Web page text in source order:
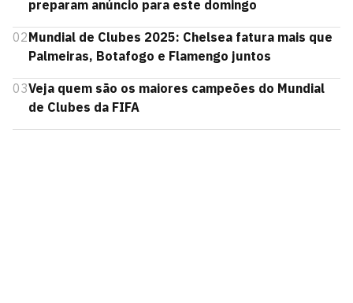
preparam anúncio para este domingo
02Mundial de Clubes 2025: Chelsea fatura mais que
Palmeiras, Botafogo e Flamengo juntos
03Veja quem são os maiores campeões do Mundial
de Clubes da FIFA